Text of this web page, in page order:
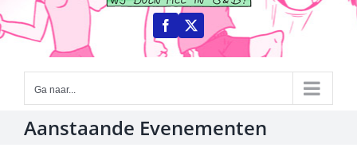
Ga naar...
Aanstaande Evenementen